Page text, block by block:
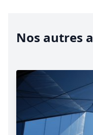
Nos autres